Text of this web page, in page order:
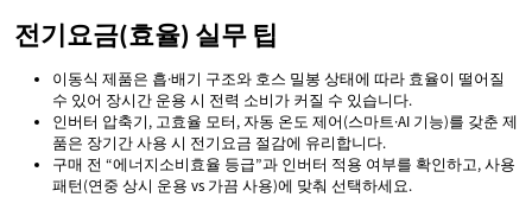
전기요금(효율) 실무 팁
이동식 제품은 흡·배기 구조와 호스 밀봉 상태에 따라 효율이 떨어질
수 있어 장시간 운용 시 전력 소비가 커질 수 있습니다.
인버터 압축기, 고효율 모터, 자동 온도 제어(스마트·AI 기능)를 갖춘 제
품은 장기간 사용 시 전기요금 절감에 유리합니다.
구매 전 “에너지소비효율 등급”과 인버터 적용 여부를 확인하고, 사용
패턴(연중 상시 운용 vs 가끔 사용)에 맞춰 선택하세요.